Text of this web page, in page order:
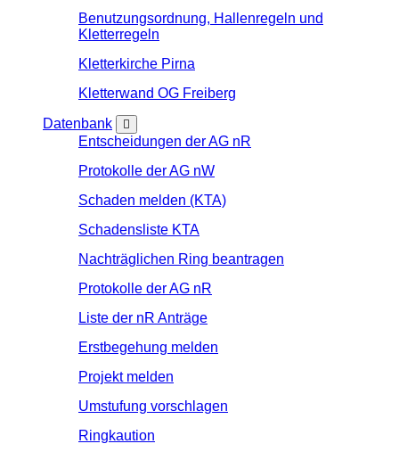
Benutzungsordnung, Hallenregeln und
Kletterregeln
Kletterkirche Pirna
Kletterwand OG Freiberg
Datenbank
Entscheidungen der AG nR
Protokolle der AG nW
Schaden melden (KTA)
Schadensliste KTA
Nachträglichen Ring beantragen
Protokolle der AG nR
Liste der nR Anträge
Erstbegehung melden
Projekt melden
Umstufung vorschlagen
Ringkaution